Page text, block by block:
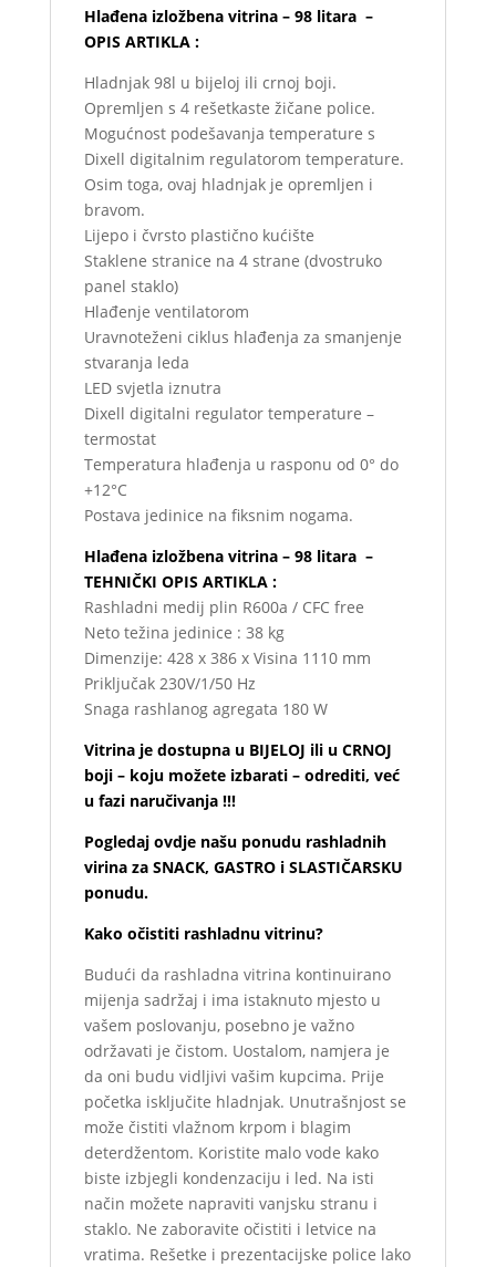
Hlađena izložbena vitrina – 98 litara –
OPIS ARTIKLA :
Hladnjak 98l u bijeloj ili crnoj boji.
Opremljen s 4 rešetkaste žičane police.
Mogućnost podešavanja temperature s
Dixell digitalnim regulatorom temperature.
Osim toga, ovaj hladnjak je opremljen i
bravom.
Lijepo i čvrsto plastično kućište
Staklene stranice na 4 strane (dvostruko
panel staklo)
Hlađenje ventilatorom
Uravnoteženi ciklus hlađenja za smanjenje
stvaranja leda
LED svjetla iznutra
Dixell digitalni regulator temperature –
termostat
Temperatura hlađenja u rasponu od 0° do
+12°C
Postava jedinice na fiksnim nogama.
Hlađena izložbena vitrina – 98 litara –
TEHNIČKI OPIS ARTIKLA :
Rashladni medij plin R600a / CFC free
Neto težina jedinice : 38 kg
Dimenzije: 428 x 386 x Visina 1110 mm
Priključak 230V/1/50 Hz
Snaga rashlanog agregata 180 W
Vitrina je dostupna u BIJELOJ ili u CRNOJ
boji – koju možete izbarati – odrediti, već
u fazi naručivanja !!!
Pogledaj ovdje našu ponudu rashladnih
virina za SNACK, GASTRO i SLASTIČARSKU
ponudu.
Kako očistiti rashladnu vitrinu?
Budući da rashladna vitrina kontinuirano
mijenja sadržaj i ima istaknuto mjesto u
vašem poslovanju, posebno je važno
održavati je čistom. Uostalom, namjera je
da oni budu vidljivi vašim kupcima. Prije
početka isključite hladnjak. Unutrašnjost se
može čistiti vlažnom krpom i blagim
deterdžentom. Koristite malo vode kako
biste izbjegli kondenzaciju i led. Na isti
način možete napraviti vanjsku stranu i
staklo. Ne zaboravite očistiti i letvice na
vratima. Rešetke i prezentacijske police lako